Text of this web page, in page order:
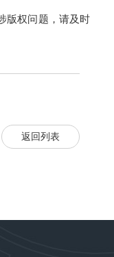
版权问题，请及时
返回列表